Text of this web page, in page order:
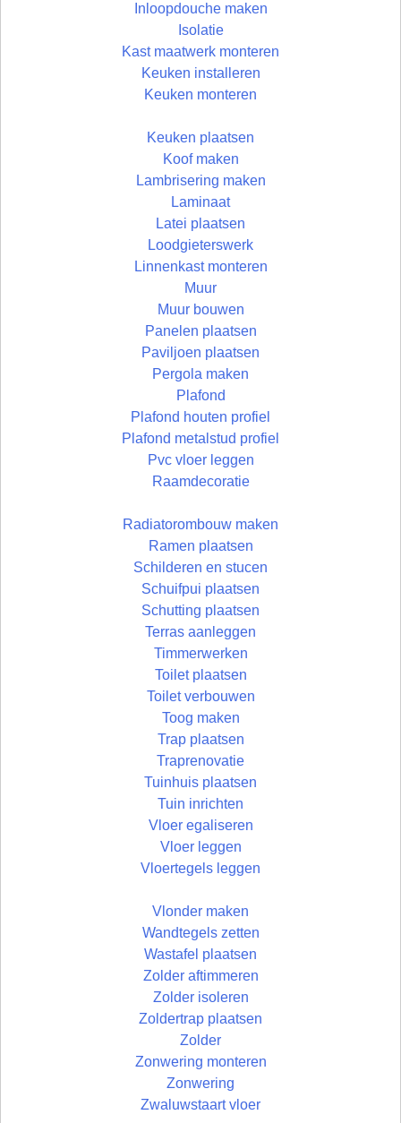
Inloopdouche maken
Isolatie
Kast maatwerk monteren
Keuken installeren
Keuken monteren
Keuken plaatsen
Koof maken
Lambrisering maken
Laminaat
Latei plaatsen
Loodgieterswerk
Linnenkast monteren
Muur
Muur bouwen
Panelen plaatsen
Paviljoen plaatsen
Pergola maken
Plafond
Plafond houten profiel
Plafond metalstud profiel
Pvc vloer leggen
Raamdecoratie
Radiatorombouw maken
Ramen plaatsen
Schilderen en stucen
Schuifpui plaatsen
Schutting plaatsen
Terras aanleggen
Timmerwerken
Toilet plaatsen
Toilet verbouwen
Toog maken
Trap plaatsen
Traprenovatie
Tuinhuis plaatsen
Tuin inrichten
Vloer egaliseren
Vloer leggen
Vloertegels leggen
Vlonder maken
Wandtegels zetten
Wastafel plaatsen
Zolder aftimmeren
Zolder isoleren
Zoldertrap plaatsen
Zolder
Zonwering monteren
Zonwering
Zwaluwstaart vloer